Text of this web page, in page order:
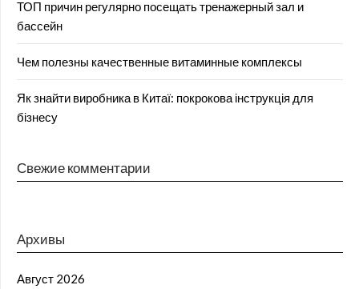
ТОП причин регулярно посещать тренажерный зал и
бассейн
Чем полезны качественные витаминные комплексы
Як знайти виробника в Китаї: покрокова інструкція для
бізнесу
Свежие комментарии
Архивы
Август 2026